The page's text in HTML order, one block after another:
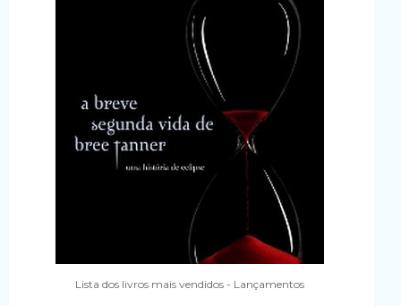
Lista dos livros mais vendidos - Lançamentos